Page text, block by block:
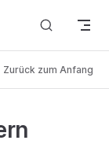
Zurück zum Anfang